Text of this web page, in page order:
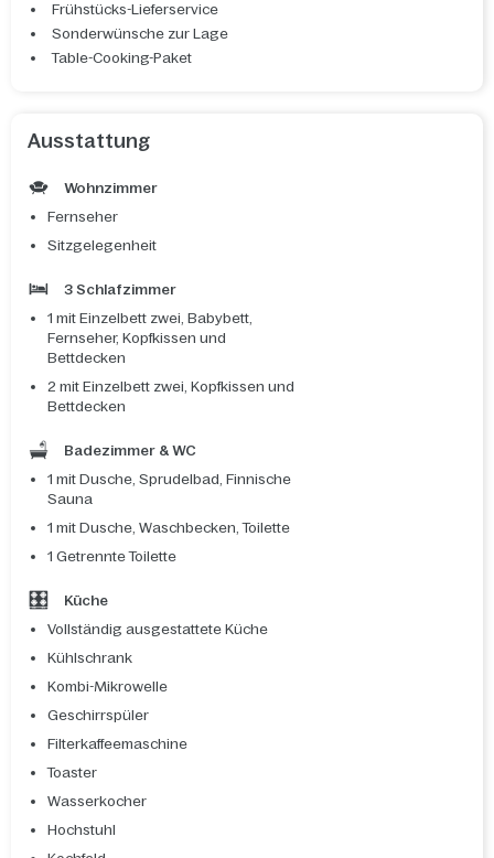
Frühstücks-Lieferservice
Sonderwünsche zur Lage
Table-Cooking-Paket
Ausstattung
Wohnzimmer
Fernseher
Sitzgelegenheit
3 Schlafzimmer
1 mit Einzelbett zwei, Babybett,
Fernseher, Kopfkissen und
Bettdecken
2 mit Einzelbett zwei, Kopfkissen und
Bettdecken
Badezimmer & WC
1 mit Dusche, Sprudelbad, Finnische
Sauna
1 mit Dusche, Waschbecken, Toilette
1 Getrennte Toilette
Küche
Vollständig ausgestattete Küche
Kühlschrank
Kombi-Mikrowelle
Geschirrspüler
Filterkaffeemaschine
Toaster
Wasserkocher
Hochstuhl